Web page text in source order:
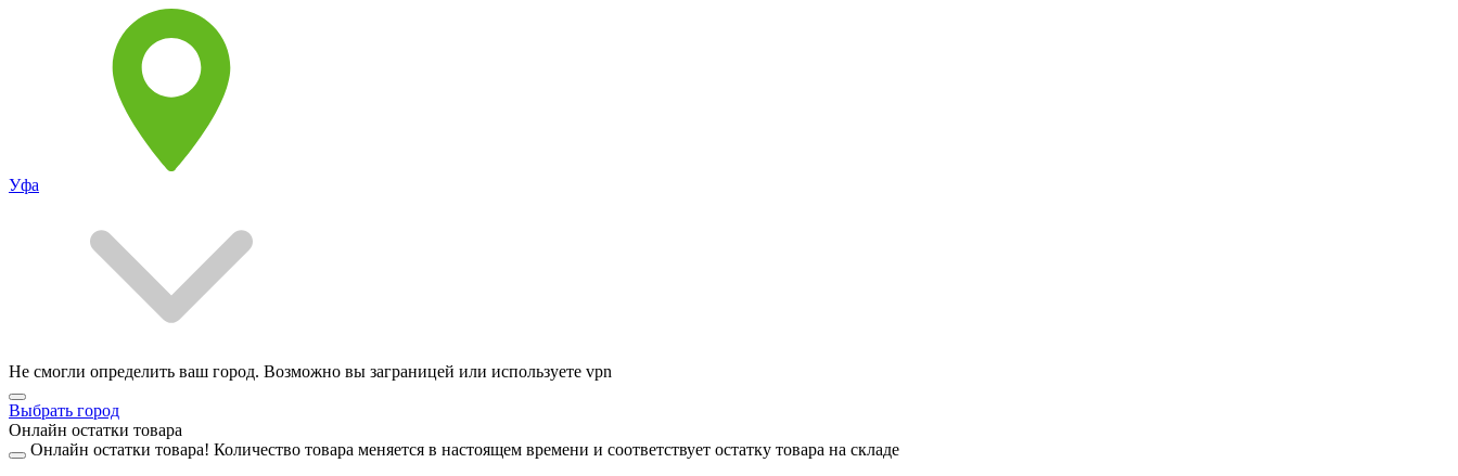
Уфа
Не смогли определить ваш город. Возможно вы заграницей или используете vpn
Выбрать город
Онлайн остатки товара
Онлайн остатки товара! Количество товара меняется в настоящем времени и соответствует остатку товара на складе